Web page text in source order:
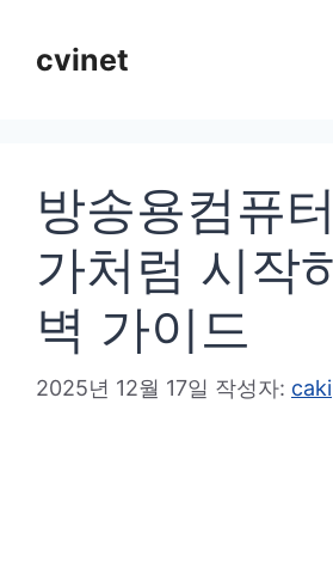
cvinet
방송용컴퓨
가처럼 시작
벽 가이드
2025년 12월 17일 작성자: caki